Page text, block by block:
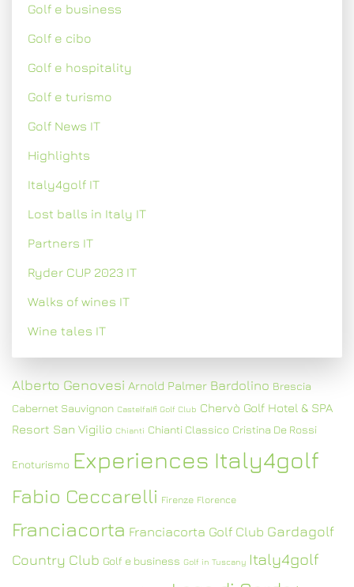
Golf e business
Golf e cibo
Golf e hospitality
Golf e turismo
Golf News IT
Highlights
Italy4golf IT
Lost balls in Italy IT
Partners IT
Ryder CUP 2023 IT
Walks of wines IT
Wine tales IT
Alberto Genovesi Arnold Palmer Bardolino Brescia
Cabernet Sauvignon Castelfalfi Golf Club Chervò Golf Hotel & SPA
Resort San Vigilio Chianti Chianti Classico Cristina De Rossi
Enoturismo Experiences Italy4golf
Fabio Ceccarelli Firenze Florence
Franciacorta Franciacorta Golf Club Gardagolf
Country Club Golf e business Golf in Tuscany Italy4golf